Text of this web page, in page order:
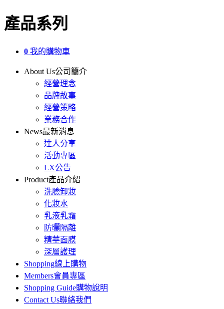
產品系列
0 我的購物車
About Us公司簡介
經營理念
品牌故事
經營策略
業務合作
News最新消息
達人分享
活動專區
LX公告
Product產品介紹
洗臉卸妝
化妝水
乳液乳霜
防曬隔離
精華面膜
深層護理
Shopping線上購物
Members會員專區
Shopping Guide購物說明
Contact Us聯絡我們